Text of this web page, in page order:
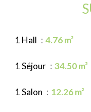
1 Hall 4.76 m²
1 Séjour 34.50 m²
1 Salon 12.26 m²